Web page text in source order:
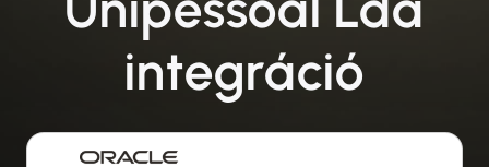
integráció